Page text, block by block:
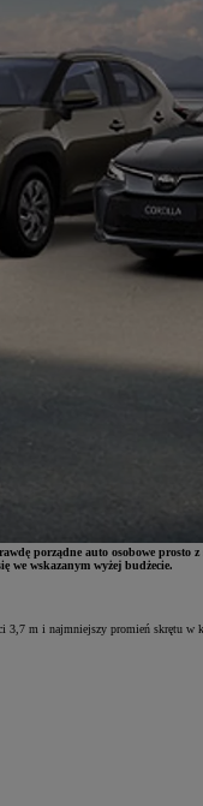
porządne auto osobowe prosto
we wskazanym wyżej budżecie.
m i najmniejszy promień skrętu w